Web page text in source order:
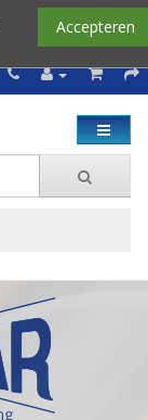
Accepteren